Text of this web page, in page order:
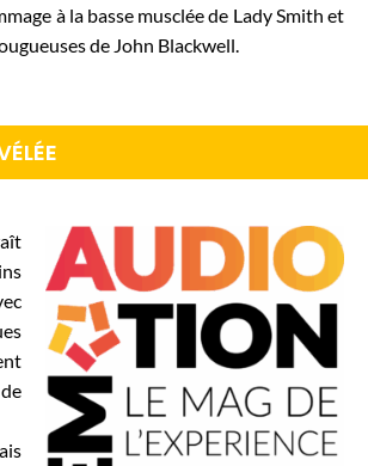
à la basse musclée de Lady Smith et
de John Blackwell.